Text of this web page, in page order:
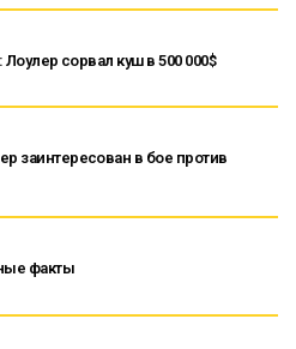
Лоулер сорвал куш в 500 000$
заинтересован в бое против
факты